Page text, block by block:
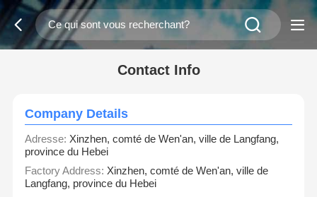
Contact Info
Company Details
Adresse: Xinzhen, comté de Wen'an, ville de Langfang,
province du Hebei
Factory Address: Xinzhen, comté de Wen'an, ville de
Langfang, province du Hebei